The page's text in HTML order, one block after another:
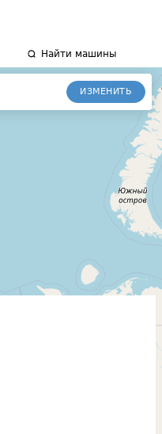
Найти машины
ИЗМЕНИТЬ